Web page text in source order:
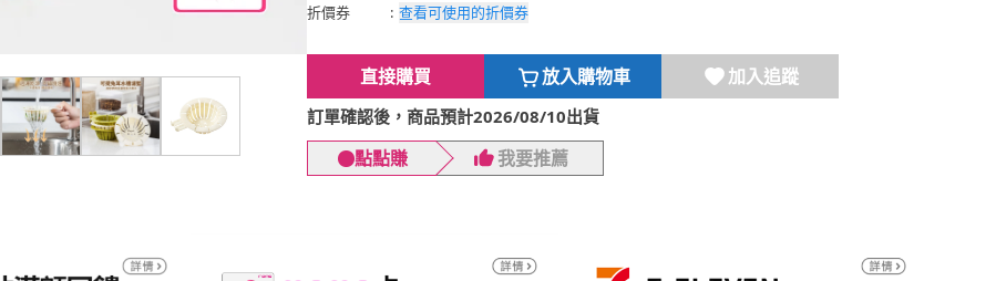
折價券
: 查看可使用的折價券
直接購買 放入購物車 加入追蹤
訂單確認後，商品預計2026/08/10出貨
點點賺 我要推薦